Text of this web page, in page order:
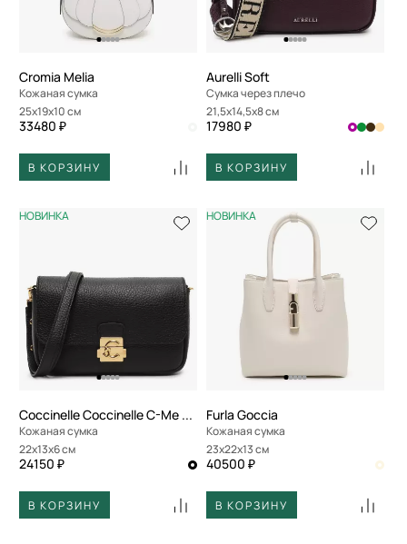
Cromia Melia
Кожаная сумка
25x19x10 см
33480 ₽
В КОРЗИНУ
Aurelli Soft
Сумка через плечо
21,5x14,5x8 см
17980 ₽
В КОРЗИНУ
НОВИНКА
Coccinelle Coccinelle C-Me Lock
Кожаная сумка
22x13x6 см
24150 ₽
В КОРЗИНУ
НОВИНКА
Furla Goccia
Кожаная сумка
23x22x13 см
40500 ₽
В КОРЗИНУ